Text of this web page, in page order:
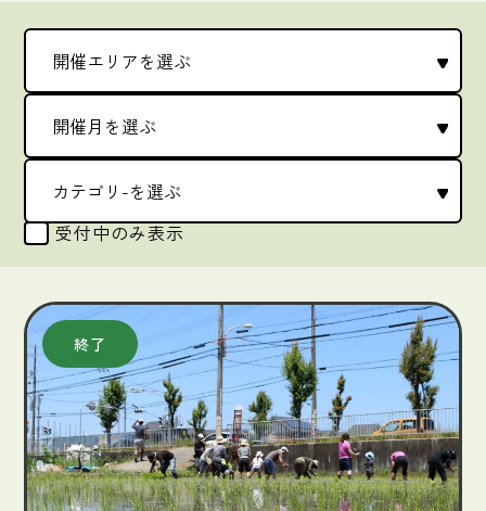
受付中のみ表示